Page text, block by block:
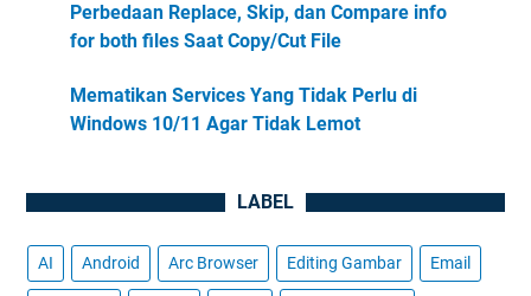
Perbedaan Replace, Skip, dan Compare info
for both files Saat Copy/Cut File
Mematikan Services Yang Tidak Perlu di
Windows 10/11 Agar Tidak Lemot
LABEL
AI Android Arc Browser Editing Gambar Email